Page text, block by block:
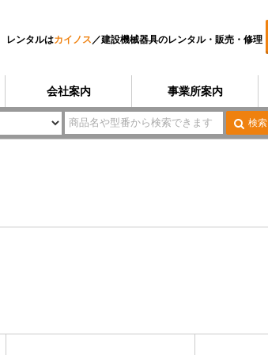
レンタルはカイノス ／建設機械器具のレンタル・販売・修理
会社案内 事業所案内
検索